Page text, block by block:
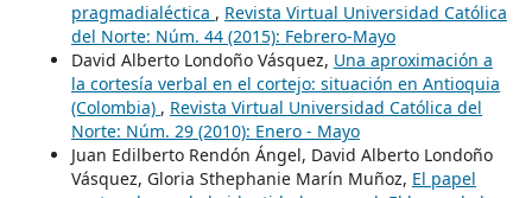
pragmadialéctica , Revista Virtual Universidad Católica
del Norte: Núm. 44 (2015): Febrero-Mayo
David Alberto Londoño Vásquez, Una aproximación a
la cortesía verbal en el cortejo: situación en Antioquia
(Colombia) , Revista Virtual Universidad Católica del
Norte: Núm. 29 (2010): Enero - Mayo
Juan Edilberto Rendón Ángel, David Alberto Londoño
Vásquez, Gloria Sthephanie Marín Muñoz, El papel